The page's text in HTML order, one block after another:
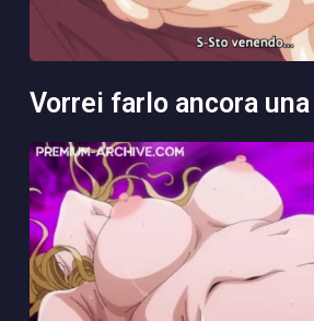
vorrei farlo ancora